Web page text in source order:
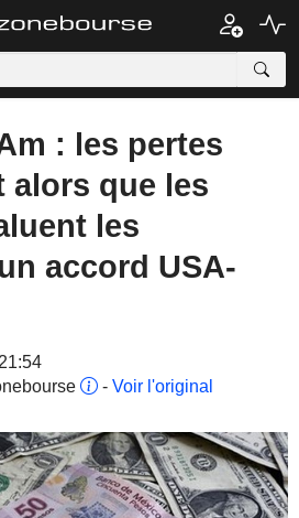
: les pertes
alors que les
les
accord USA-
- Voir l'original